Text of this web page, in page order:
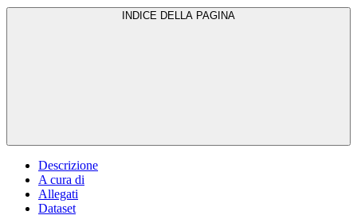
Descrizione
A cura di
Allegati
Dataset